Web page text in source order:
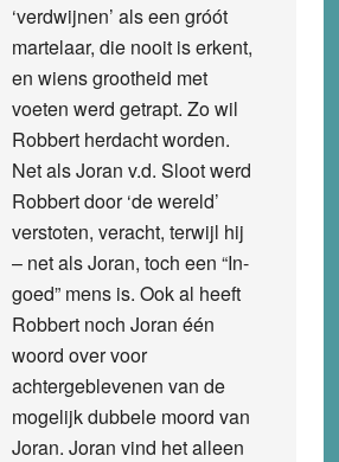
‘verdwijnen’ als een gróót
martelaar, die nooit is erkent,
en wiens grootheid met
voeten werd getrapt. Zo wil
Robbert herdacht worden.
Net als Joran v.d. Sloot werd
Robbert door ‘de wereld’
verstoten, veracht, terwijl hij
– net als Joran, toch een “In-
goed” mens is. Ook al heeft
Robbert noch Joran één
woord over voor
achtergeblevenen van de
mogelijk dubbele moord van
Joran. Joran vind het alleen